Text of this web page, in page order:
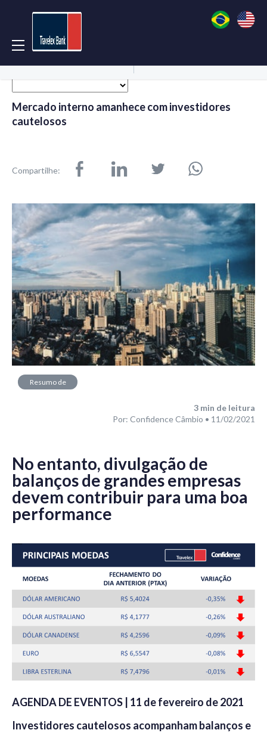
Mercado interno amanhece com investidores
cautelosos
Compartilhe:
Resumo de
3 min de leitura
Por: Confidence Câmbio • 11/02/2021
No entanto, divulgação de
balanços de grandes empresas
devem contribuir para uma boa
performance
AGENDA DE EVENTOS | 11 de fevereiro de 2021
Investidores cautelosos acompanham balanços e